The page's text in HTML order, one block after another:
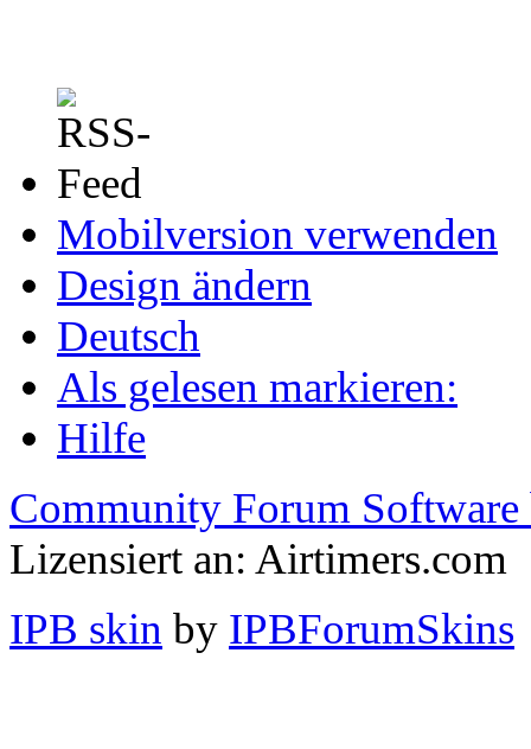
Mobilversion verwenden
Design ändern
Deutsch
Als gelesen markieren:
Hilfe
Community Forum Software
Lizensiert an: Airtimers.com
IPB skin by IPBForumSkins